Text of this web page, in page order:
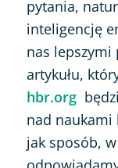
pytania,
inteligencję
nas lepszymi
artykułu,
hbr.org
nad naukami
jak sposób,